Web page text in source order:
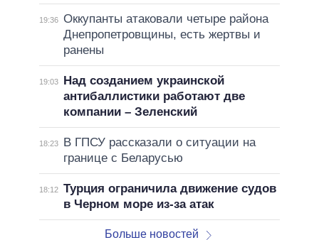
19:36 Оккупанты атаковали четыре района
Днепропетровщины, есть жертвы и
ранены
19:03
Над созданием украинской
антибаллистики работают две
компании – Зеленский
18:23
В ГПСУ рассказали о ситуации на
границе с Беларусью
18:12 Турция ограничила движение судов
в Черном море из-за атак
Больше новостей